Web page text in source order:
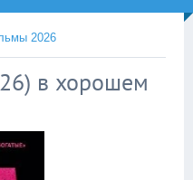
2026
в хорошем